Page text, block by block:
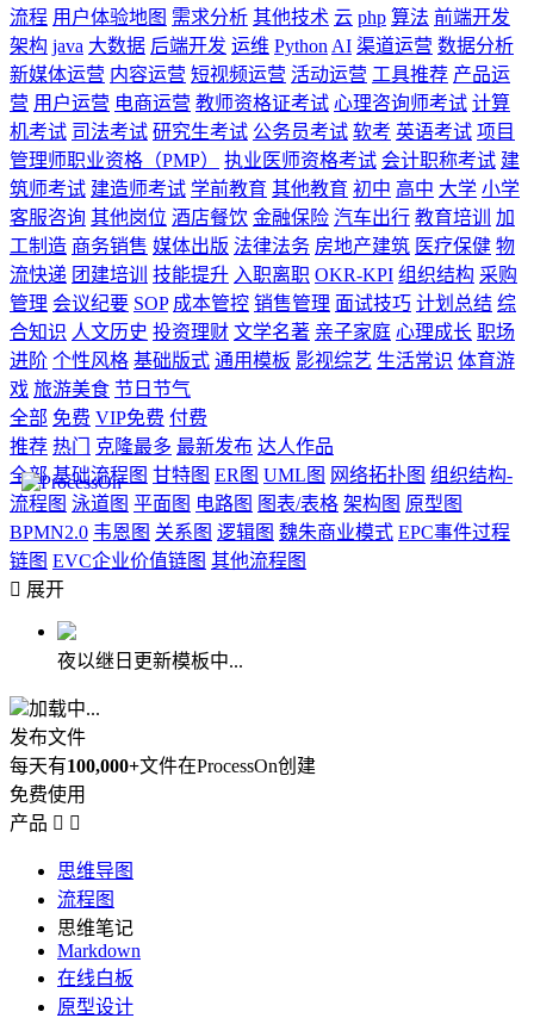
流程 用户体验地图 需求分析 其他技术 云 php 算法 前端开发
架构 java 大数据 后端开发 运维 Python AI 渠道运营 数据分析
新媒体运营 内容运营 短视频运营 活动运营 工具推荐 产品运
营 用户运营 电商运营 教师资格证考试 心理咨询师考试 计算
机考试 司法考试 研究生考试 公务员考试 软考 英语考试 项目
管理师职业资格（PMP）
执业医师资格考试 会计职称考试 建
筑师考试 建造师考试 学前教育 其他教育 初中 高中 大学 小学
客服咨询 其他岗位 酒店餐饮 金融保险 汽车出行 教育培训
加
工制造 商务销售 媒体出版 法律法务 房地产建筑 医疗保健 物
流快递 团建培训 技能提升 入职离职 OKR-KPI 组织结构 采购
管理 会议纪要 SOP 成本管控 销售管理 面试技巧 计划总结 综
合知识 人文历史 投资理财 文学名著 亲子家庭 心理成长 职场
进阶 个性风格 基础版式 通用模板 影视综艺 生活常识 体育游
戏 旅游美食 节日节气
全部 免费 VIP免费 付费
推荐 热门 克隆最多 最新发布 达人作品
全部 基础流程图 甘特图 ER图 UML图 网络拓扑图 组织结构-
流程图 泳道图 平面图 电路图 图表/表格 架构图 原型图
BPMN2.0 韦恩图 关系图 逻辑图 魏朱商业模式 EPC事件过程
链图 EVC企业价值链图 其他流程图
 展开
夜以继日更新模板中...
加载中...
发布文件
每天有100,000+文件在ProcessOn创建
免费使用
产品  
思维导图
流程图
思维笔记
Markdown
在线白板
原型设计